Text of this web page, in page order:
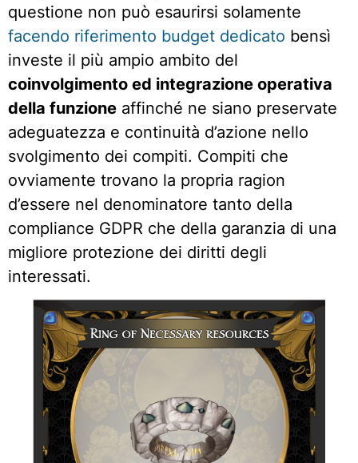
questione non può esaurirsi solamente
facendo riferimento budget dedicato bensì
investe il più ampio ambito del
coinvolgimento ed integrazione operativa
della funzione affinché ne siano preservate
adeguatezza e continuità d’azione nello
svolgimento dei compiti. Compiti che
ovviamente trovano la propria ragion
d’essere nel denominatore tanto della
compliance GDPR che della garanzia di una
migliore protezione dei diritti degli
interessati.